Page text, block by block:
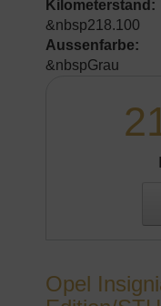
Kilometerstand:
&nbsp218.100
Aussenfarbe:
&nbspGrau
Opel